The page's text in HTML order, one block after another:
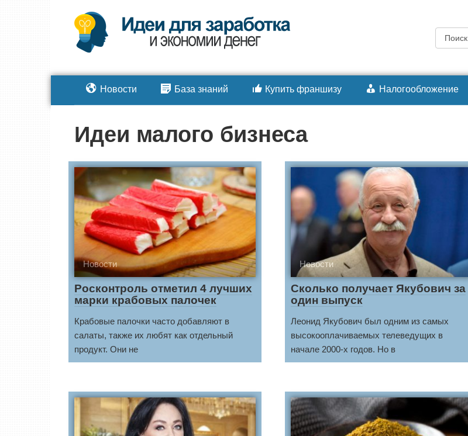
Поиск:
Новости База знаний Купить франшизу Налогообложение
Идеи малого бизнеса
Новости
Росконтроль отметил 4 лучших
марки крабовых палочек
Крабовые палочки часто добавляют в
салаты, также их любят как отдельный
продукт. Они не
Новости
Сколько получает Якубович за
один выпуск
Леонид Якубович был одним из самых
высокооплачиваемых телеведущих в
начале 2000-х годов. Но в